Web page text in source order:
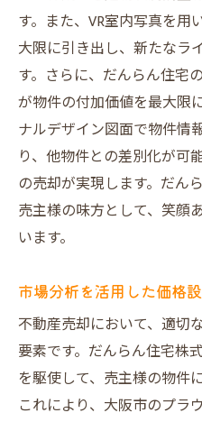
売却を成功に導
VR室内写真で魅力を
却の新常識
VR技術がもたら
バーチャルツア
ステージングイ
効果的なVR写真
一級建築士による建物
をプラス
一級建築士が評
安心感を提供す
売却前に知って
す。また、VR室内写真を用
大限に引き出し、新たなラ
す。さらに、だんらん住宅
が物件の付加価値を最大限
ナルデザイン図面で物件情
り、他物件との差別化が可
の売却が実現します。だん
売主様の味方として、笑顔
います。
市場分析を活用した価格
不動産売却において、適切
要素です。だんらん住宅株
を駆使して、売主様の物件
これにより、大阪市のプラ